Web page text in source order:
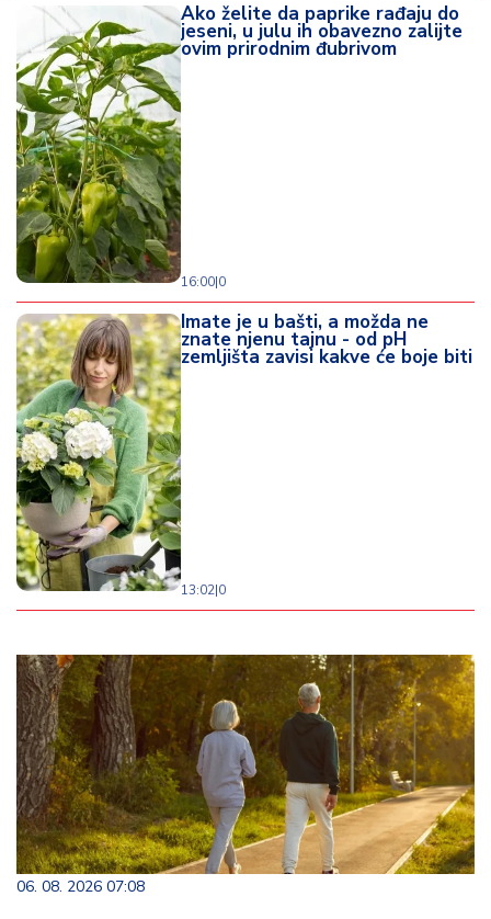
Ako želite da paprike rađaju do
jeseni, u julu ih obavezno zalijte
ovim prirodnim đubrivom
16:00|0
Imate je u bašti, a možda ne
znate njenu tajnu - od pH
zemljišta zavisi kakve će boje biti
13:02|0
06. 08. 2026 07:08